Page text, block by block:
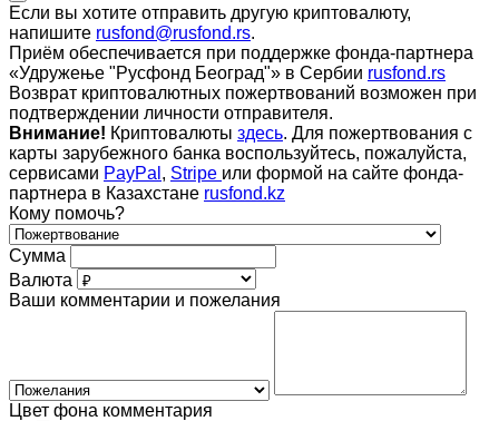
Если вы хотите отправить другую криптовалюту,
напишите rusfond@rusfond.rs.
Приём обеспечивается при поддержке фонда-партнера
«Удружење "Русфонд Београд"» в Сербии rusfond.rs
Возврат криптовалютных пожертвований возможен при
подтверждении личности отправителя.
Внимание! Криптовалюты здесь. Для пожертвования с
карты зарубежного банка воспользуйтесь, пожалуйста,
сервисами PayPal , Stripe или формой на сайте фонда-
партнера в Казахстане rusfond.kz
Кому помочь?
Сумма
Валюта
Ваши комментарии и пожелания
Цвет фона комментария